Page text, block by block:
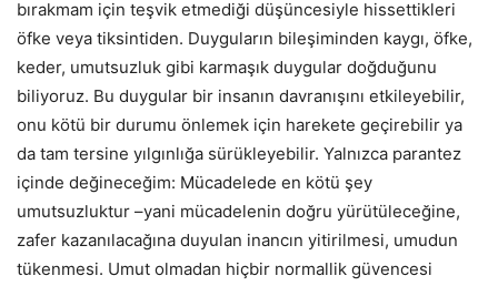
bırakmam için teşvik etmediği düşüncesiyle hissettikleri
öfke veya tiksintiden. Duyguların bileşiminden kaygı, öfke,
keder, umutsuzluk gibi karmaşık duygular doğduğunu
biliyoruz. Bu duygular bir insanın davranışını etkileyebilir,
onu kötü bir durumu önlemek için harekete geçirebilir ya
da tam tersine yılgınlığa sürükleyebilir. Yalnızca parantez
içinde değineceğim: Mücadelede en kötü şey
umutsuzluktur –yani mücadelenin doğru yürütüleceğine,
zafer kazanılacağına duyulan inancın yitirilmesi, umudun
tükenmesi. Umut olmadan hiçbir normallik güvencesi